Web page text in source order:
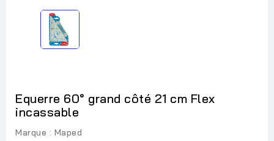
Equerre 60° grand côté 21 cm Flex
incassable
Marque : Maped